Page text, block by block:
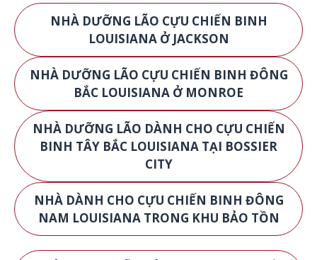
NHÀ DƯỠNG LÃO CỰU CHIẾN BINH
LOUISIANA Ở JACKSON
NHÀ DƯỠNG LÃO CỰU CHIẾN BINH ĐÔNG
BẮC LOUISIANA Ở MONROE
NHÀ DƯỠNG LÃO DÀNH CHO CỰU CHIẾN
BINH TÂY BẮC LOUISIANA TẠI BOSSIER
CITY
NHÀ DÀNH CHO CỰU CHIẾN BINH ĐÔNG
NAM LOUISIANA TRONG KHU BẢO TỒN